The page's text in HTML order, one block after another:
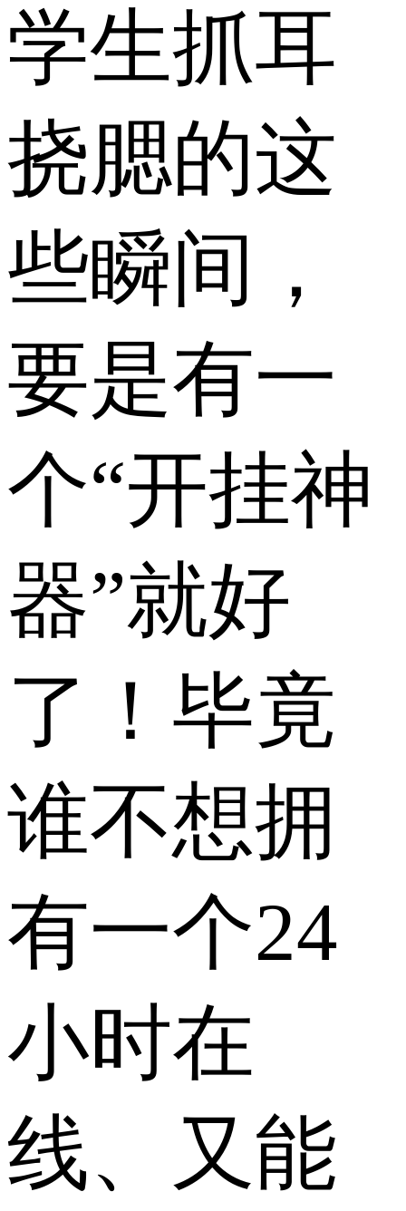
学生抓耳
挠腮的这
些瞬间，
要是有一
个“开挂神
器”就好
了！毕竟
谁不想拥
有一个24
小时在
线、又能